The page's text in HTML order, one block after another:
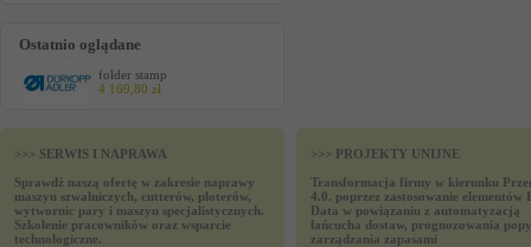
Ostatnio oglądane
folder stamp
4 169,80 zł
>>> SERWIS I NAPRAWA
Sprawdź naszą ofertę w zakresie naprawy
maszyn szwalniczych, cutterów, ploterów,
wytwornic pary i maszyn specjalistycznych.
Szkolenie pracowników oraz wsparcie
technologiczne.
>>> PROJEKTY UNIJNE
Transformacja firmy w kierunku
4.0. poprzez zastosowanie elementów
Data w powiązaniu z automatyzacją
łańcucha dostaw, prognozowania
zarządzania zapasami